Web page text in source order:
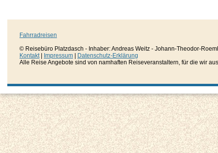
Fahrradreisen
© Reisebüro Platzdasch - Inhaber: Andreas Weitz - Johann-Theodor-
Kontakt| Impressum
Datenschutz-Erklärung
Alle Reise Angebote sind von namhaften Reiseveranstaltern, für die wir